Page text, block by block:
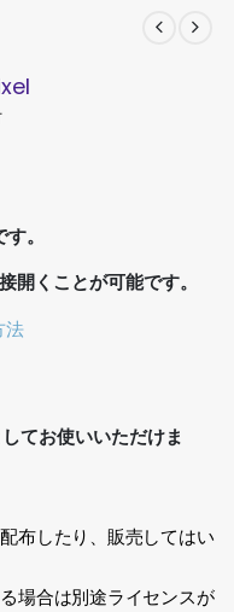
。
くことが可能です。
法
てお使いいただけま
布したり、販売してはい
場合は別途ライセンスが